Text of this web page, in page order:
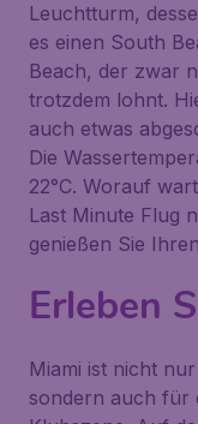
Leuchtturm,
es einen South
Beach, der zwar
trotzdem lohnt.
auch etwas
Die
22°C. Worauf
Last Minute Flug
genießen Sie
Erleben
Miami ist nicht
sondern auch für